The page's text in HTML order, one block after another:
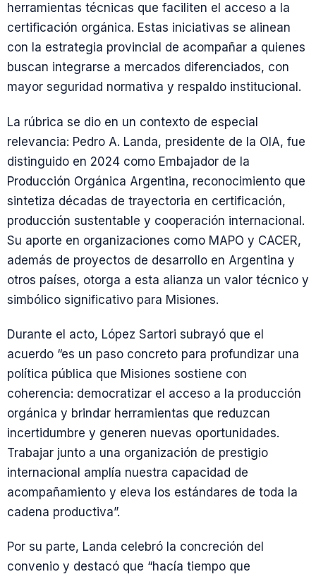
herramientas técnicas que faciliten el acceso a la
certificación orgánica. Estas iniciativas se alinean
con la estrategia provincial de acompañar a quienes
buscan integrarse a mercados diferenciados, con
mayor seguridad normativa y respaldo institucional.
La rúbrica se dio en un contexto de especial
relevancia: Pedro A. Landa, presidente de la OIA, fue
distinguido en 2024 como Embajador de la
Producción Orgánica Argentina, reconocimiento que
sintetiza décadas de trayectoria en certificación,
producción sustentable y cooperación internacional.
Su aporte en organizaciones como MAPO y CACER,
además de proyectos de desarrollo en Argentina y
otros países, otorga a esta alianza un valor técnico y
simbólico significativo para Misiones.
Durante el acto, López Sartori subrayó que el
acuerdo “es un paso concreto para profundizar una
política pública que Misiones sostiene con
coherencia: democratizar el acceso a la producción
orgánica y brindar herramientas que reduzcan
incertidumbre y generen nuevas oportunidades.
Trabajar junto a una organización de prestigio
internacional amplía nuestra capacidad de
acompañamiento y eleva los estándares de toda la
cadena productiva”.
Por su parte, Landa celebró la concreción del
convenio y destacó que “hacía tiempo que